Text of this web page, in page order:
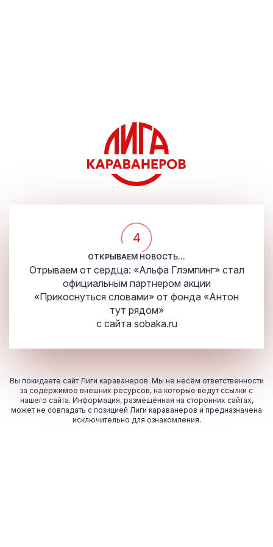
4
ОТКРЫВАЕМ НОВОСТЬ...
Отрываем от сердца: «Альфа Глэмпинг» стал
официальным партнером акции
«Прикоснуться словами» от фонда «Антон
тут рядом»
с сайта sobaka.ru
Вы покидаете сайт Лиги караванеров. Мы не несём ответственности
за содержимое внешних ресурсов, на которые ведут ссылки с
нашего сайта. Информация, размещённая на сторонних сайтах,
может не совпадать с позицией Лиги караванеров и предназначена
исключительно для ознакомления.